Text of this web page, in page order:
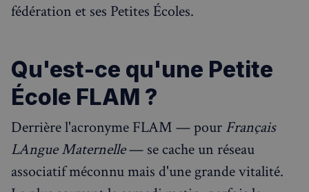
Rechercher dans Français à Londres - Magazine
RECHERCHES POPULAIRES
Annuaire des professionnels
Visites guidées
Événements à venir
fédération et ses Petites Écoles.
Qu'est-ce qu'une Petite
École FLAM ?
Derrière l'acronyme FLAM — pour Français
LAngue Maternelle— se cache un réseau
associatif méconnu mais d'une grande vitalité.